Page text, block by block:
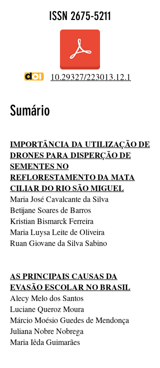
ISSN 2675-5211
10.29327/223013.12.1
Sumário
IMPORTÂNCIA DA UTILIZAÇÃO DE
DRONES PARA DISPERÇÃO DE
SEMENTES NO
REFLORESTAMENTO DA MATA
CILIAR DO RIO SÃO MIGUEL
Maria José Cavalcante da Silva
Betijane Soares de Barros
Kristian Bismarck Ferreira
Maria Luysa Leite de Oliveira
Ruan Giovane da Silva Sabino
AS PRINCIPAIS CAUSAS DA
EVASÃO ESCOLAR NO BRASIL
Alecy Melo dos Santos
Luciane Queroz Moura
Márcio Moésio Guedes de Mendonça
Juliana Nobre Nobrega
Maria Iêda Guimarães